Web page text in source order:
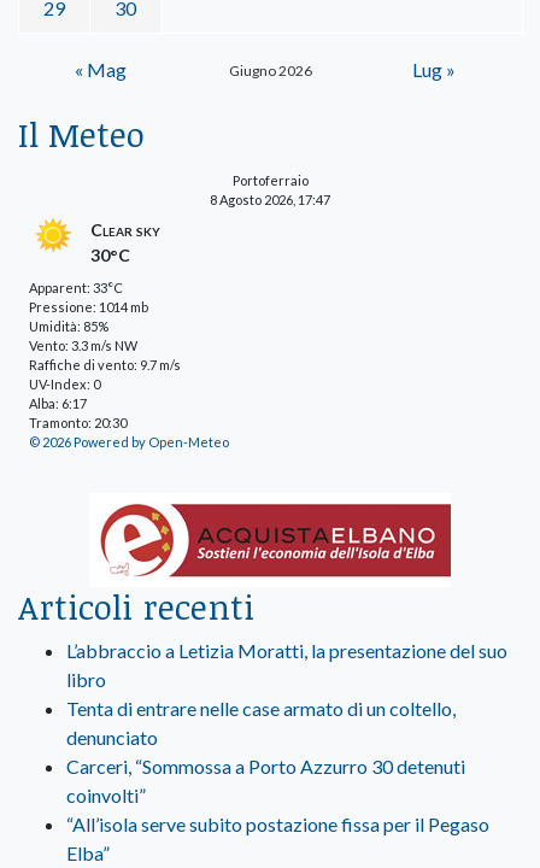
Giugno 2026
29 30
« Mag Lug »
Il Meteo
Portoferraio
8 Agosto 2026, 17:47
Clear sky
30°C
Apparent: 33°C
Pressione: 1014 mb
Umidità: 85%
Vento: 3.3 m/s NW
Raffiche di vento: 9.7 m/s
UV-Index: 0
Alba: 6:17
Tramonto: 20:30
© 2026 Powered by Open-Meteo
Articoli recenti
L’abbraccio a Letizia Moratti, la presentazione del suo
libro
Tenta di entrare nelle case armato di un coltello,
denunciato
Carceri, “Sommossa a Porto Azzurro 30 detenuti
coinvolti”
“All’isola serve subito postazione fissa per il Pegaso
Elba”